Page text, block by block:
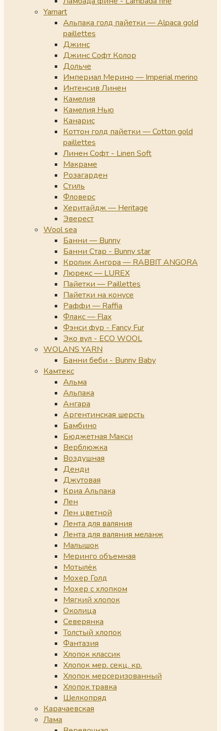
Yarnart
Альпака голд пайетки — Alpaca gold
paillettes
Джинс
Джинс Софт Колор
Дольче
Империал Мерино — Imperial merino
Интенсив Линен
Камелия
Камелия Нью
Канарис
Коттон голд пайетки — Cotton gold
paillettes
Линен Софт - Linen Soft
Макраме
Розагарден
Стиль
Фловерс
Херитайдж — Heritage
Эверест
Wool sea
Банни — Bunny
Банни Стар - Bunny star
Кролик Ангора — RABBIT ANGORA
Люрекс — LUREX
Пайетки — Paillettes
Пайетки на конусе
Раффи — Raffia
Флакс — Flax
Фэнси фур - Fancy Fur
Эко вул - ECO WOOL
WOLANS YARN
Банни беби - Bunny Baby
Камтекс
Альма
Альпака
Ангара
Аргентинская шерсть
Бамбино
Бюджетная Макси
Верблюжка
Воздушная
Денди
Джутовая
Криа Альпака
Лен
Лен цветной
Лента для валяния
Лента для валяния меланж
Малышок
Меринго объемная
Мотылёк
Мохер Голд
Мохер с хлопком
Мягкий хлопок
Околица
Северянка
Толстый хлопок
Фантазия
Хлопок классик
Хлопок мер. секц. кр.
Хлопок мерсеризованный
Хлопок травка
Шелкопряд
Карачаевская
Лама